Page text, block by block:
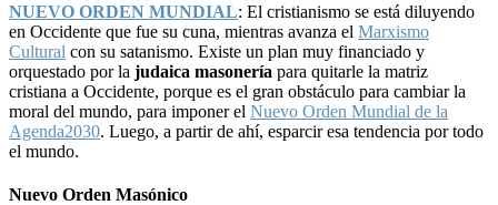
NUEVO ORDEN MUNDIAL: El cristianismo se está diluyendo
en Occidente que fue su cuna, mientras avanza el Marxismo
Cultural con su satanismo. Existe un plan muy financiado y
orquestado por la judaica masonería para quitarle la matriz
cristiana a Occidente, porque es el gran obstáculo para cambiar la
moral del mundo, para imponer el Nuevo Orden Mundial de la
Agenda2030. Luego, a partir de ahí, esparcir esa tendencia por todo
el mundo.
Nuevo Orden Masónico